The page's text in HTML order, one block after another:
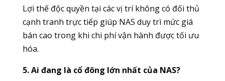
Lợi thế độc quyền tại các vị trí không có đối thủ
cạnh tranh trực tiếp giúp NAS duy trì mức giá
bán cao trong khi chi phí vận hành được tối ưu
hóa.
5. Ai đang là cổ đông lớn nhất của NAS?